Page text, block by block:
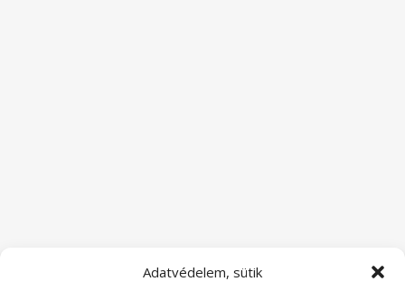
Adatvédelem, sütik